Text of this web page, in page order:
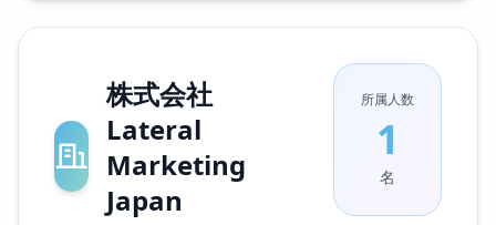
株式会社
Lateral
Marketing
Japan
所属人数
1
名